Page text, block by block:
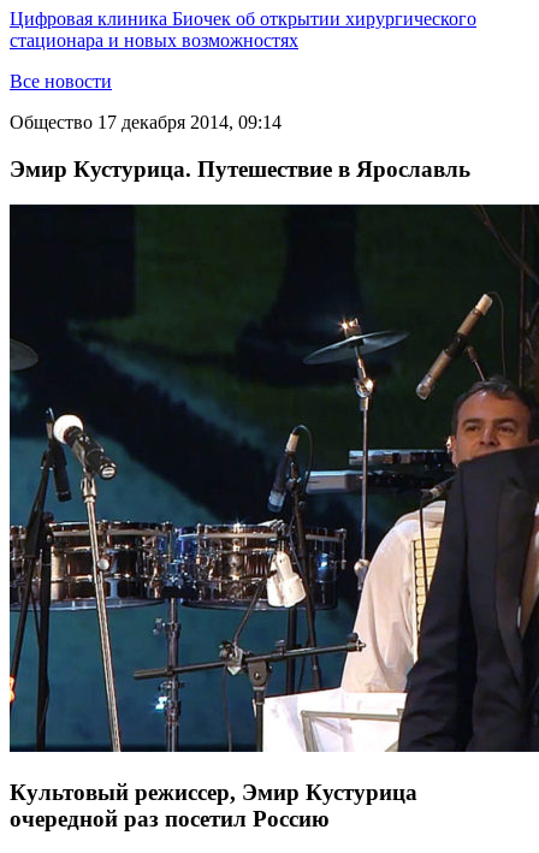
Цифровая клиника Биочек об открытии хирургического
стационара и новых возможностях
Все новости
Общество 17 декабря 2014, 09:14
Эмир Кустурица. Путешествие в Ярославль
Культовый режиссер, Эмир Кустурица
очередной раз посетил Россию